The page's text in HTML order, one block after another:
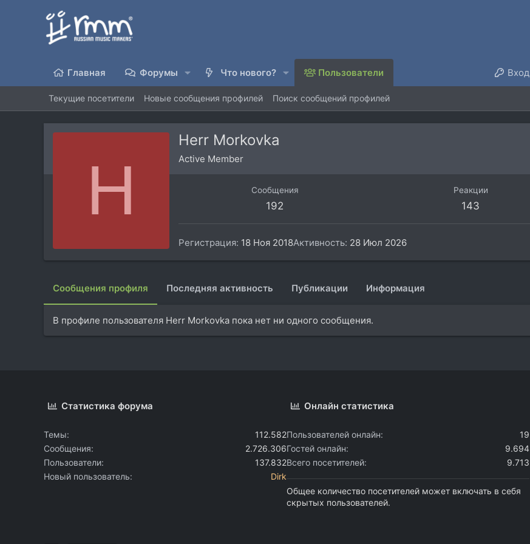
Главная Форумы Что нового? Пользователи Вход
Текущие посетители Новые сообщения профилей Поиск сообщений профилей
H
Herr Morkovka
Active Member
Сообщения
192
Реакции
143
Регистрация 18 Ноя 2018Активность 28 Июл 2026
Сообщения профиля Последняя активность Публикации Информация
В профиле пользователя Herr Morkovka пока нет ни одного сообщения.
Статистика форума
Темы
112.582
Сообщения
2.726.306
Пользователи
137.832
Новый пользователь
Dirk
Онлайн статистика
Пользователей онлайн
19
Гостей онлайн
9.694
Всего посетителей
9.713
Общее количество посетителей может включать в себя
скрытых пользователей.